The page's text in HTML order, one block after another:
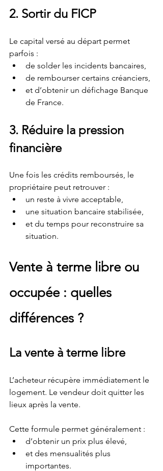
2. Sortir du FICP
Le capital versé au départ permet
parfois :
de solder les incidents bancaires,
de rembourser certains créanciers,
et d’obtenir un défichage Banque
de France.
3. Réduire la pression
financière
Une fois les crédits remboursés, le
propriétaire peut retrouver :
un reste à vivre acceptable,
une situation bancaire stabilisée,
et du temps pour reconstruire sa
situation.
Vente à terme libre ou
occupée : quelles
différences ?
La vente à terme libre
L’acheteur récupère immédiatement le
logement. Le vendeur doit quitter les
lieux après la vente.
Cette formule permet généralement :
d’obtenir un prix plus élevé,
et des mensualités plus
importantes.